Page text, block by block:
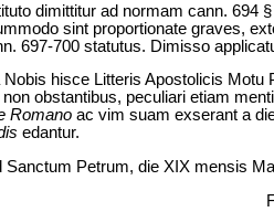
dimittitur ad normam cann. 694
sint proportionate graves,
697-700 statutus. Dimisso
hisce Litteris Apostolicis
obstantibus, peculiari etiam
Romano ac vim suam exserant a
edantur.
Sanctum Petrum, die XIX mensis